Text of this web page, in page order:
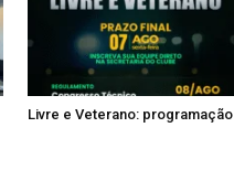
Livre e Veterano: programação